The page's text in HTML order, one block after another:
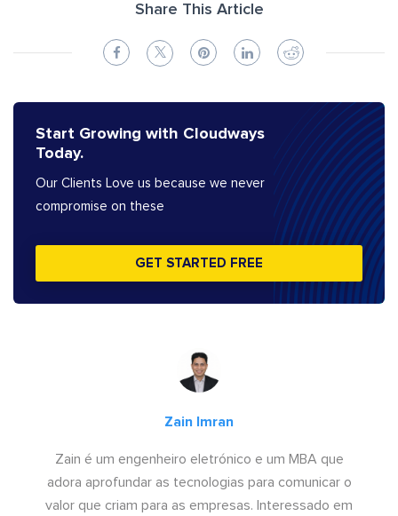
Share This Article
Start Growing with Cloudways
Today.
Our Clients Love us because we never
compromise on these
GET STARTED FREE
Zain Imran
Zain é um engenheiro eletrónico e um MBA que
adora aprofundar as tecnologias para comunicar o
valor que criam para as empresas. Interessado em